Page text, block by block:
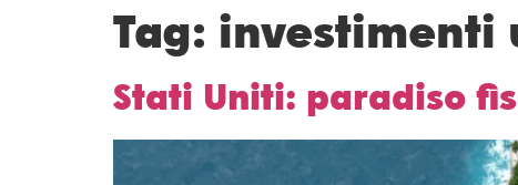
Tag: investimenti
Stati Uniti: paradiso